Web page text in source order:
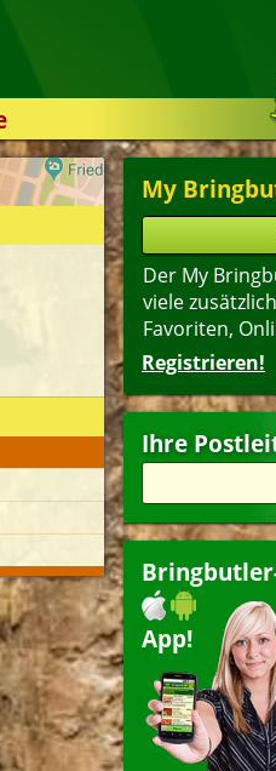
My
Der My
viele
Favoriten,
Registrieren!
Ihre
App!